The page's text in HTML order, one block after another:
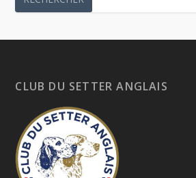
CLUB DU SETTER ANGLAIS